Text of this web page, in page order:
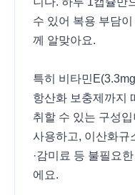
수 있어 복용 부담
께 알맞아요.
특히 비타민
항산화 보충제까지
취할 수 있는 구성
사용하고, 이산화규
·감미료 등 불필요
에요.